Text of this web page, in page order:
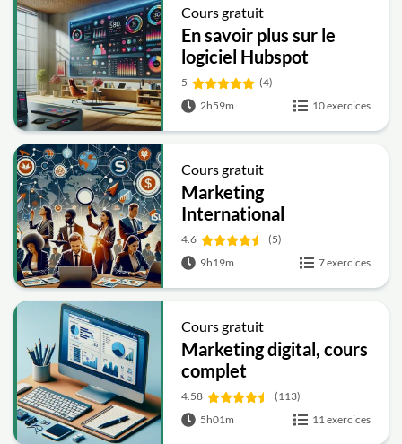
Cours gratuit
En savoir plus sur le
logiciel Hubspot
5
(4)
2h59m
10 exercices
Cours gratuit
Marketing
International
4.6
(5)
9h19m
7 exercices
Cours gratuit
Marketing digital, cours
complet
4.58
(113)
5h01m
11 exercices